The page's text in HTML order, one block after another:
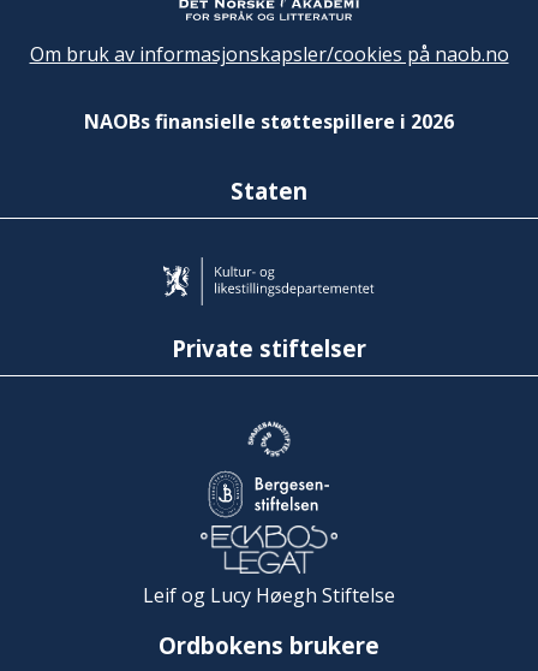
Om bruk av informasjonskapsler/cookies på naob.no
NAOBs finansielle støttespillere i 2026
Staten
Private stiftelser
Leif og Lucy Høegh Stiftelse
Ordbokens brukere